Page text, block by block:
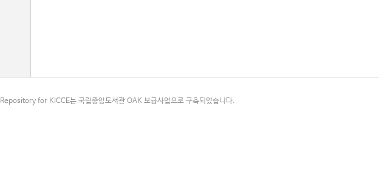
Repository for KICCE는 국립중앙도서관 OAK 보급사업으로 구축되었습니다.